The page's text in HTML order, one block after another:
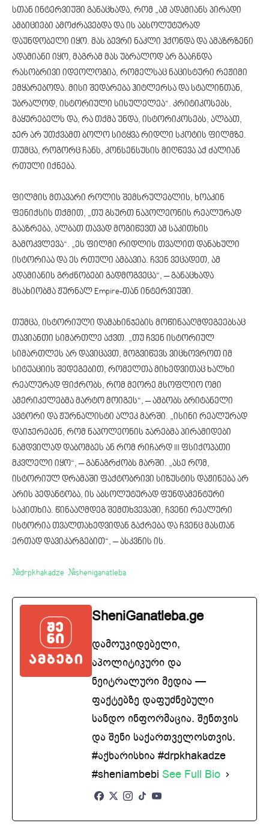
სთან ინტერვიუში განაცხადა, რომ „ამ ადამიანს პირადი
ამბიციები ამოძრავებდა და ის აბსოლუტურად
დაუნდობელი იყო. მას ბევრი ნაკლი ჰქონდა და ამაზრზენი
ადამიანი იყო, მაგრამ მას უბრალოდ არ გააჩნდა
რასობრივი იდეოლოგია, რომელსაც ნაცისტური რეჟიმი
ემყარებოდა. მისი შედარება ჰიტლერსა და სტალინთან,
უბრალოდ, ისტორიული სისულელეა“. კრიტიკოსებს,
მაყურებელს და, რა თქმა უნდა, ისტორიკოსებს, ალბათ,
ჯერ არ უთქვამთ ბოლო სიტყვა რიდლი სკოტის ფილმზე.
თუმცა, როგორც ჩანს, კონსენსუსის მიღწევა აქ ძალიან
რთული იქნება.
ფილმის მთავარი როლის შემსრულებლის, ხოაკინ
ფენიქსის თქმით, „თუ გსურთ ნაპოლეონის რეალურად
გააზრება, ალბათ თავად მოგიწევთ ამ საკითხის
გამოკვლევა“. „ეს ფილმი რიდლის თვალით დანახული
ისტორიაა და ეს რთული ამბავია. ჩვენ ვეცადეთ, ამ
ადამიანის გრძნობები გადმოგვეცა“, – განაცხადა
მსახიობმა ჟურნალ Empire-თან ინტერვიუში.
თუმცა, ისტორიული დამახინჯების მოწინააღმდეგეებსაც
თავიანთი სიმართლე აქვთ. „თუ ჩვენ ისტორიულ
სიმართლეს არ დავიცავთ, მოგვიწევს ვიცხოვროთ იმ
სიტუაციის შედეგებით, რომელთა მიხედვითაც ხალხი
რეალურად ფიქრობს, რომ მეორე მსოფლიო ომი
ამერიკელებმა მარტო მოიგეს“, – ამბობს ბრიტანელი
ავტორი და ჟურნალისტი ალეკ მარში. „ისინი რეალურად
დაიჯერებენ, რომ ნაპოლეონის ჯარებმა პირამიდები
ნამდვილად დაბომბეს ან რომ რიჩარდ III ფსიქოპათი
მკვლელი იყო“, – განაგრძობს მარში. „ასე რომ,
ისტორიულ დრამაში ფაქტობრივი სიზუსტის დაჟინება არ
არის პედანტობა, ის აბსოლუტურად ფუნდამენტური
საკითხია. წინააღმდეგ შემთხვევაში, ჩვენი რეალური
ისტორია თვალთახედვიდან გაქრება და ჩვენც მასთან
ერთად დავიკარგებით“, – ასკვნის ის.
#drpkhakadze #sheniganatleba
SheniGanatleba.ge
დამოუკიდებელი,
აპოლიტიკური და
ნეიტრალური მედია —
ფაქტებზე დაფუძნებული
სანდო ინფორმაცია. შენთვის
და შენი საქართველოსთვის.
#აქხარისხია #drpkhakadze
#sheniambebi See Full Bio